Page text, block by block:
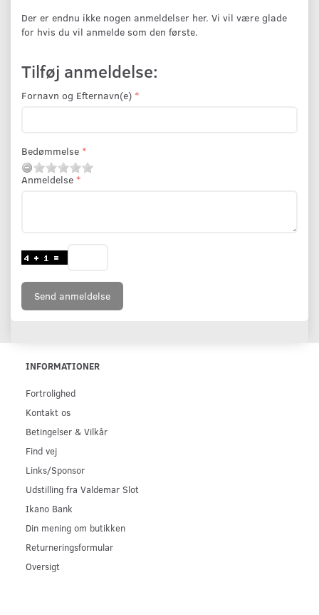
Der er endnu ikke nogen anmeldelser her. Vi vil være glade
for hvis du vil anmelde som den første.
Tilføj anmeldelse:
Fornavn og Efternavn(e)
Bedømmelse
Anmeldelse
Send anmeldelse
INFORMATIONER
Fortrolighed
Kontakt os
Betingelser & Vilkår
Find vej
Links/Sponsor
Udstilling fra Valdemar Slot
Ikano Bank
Din mening om butikken
Returneringsformular
Oversigt